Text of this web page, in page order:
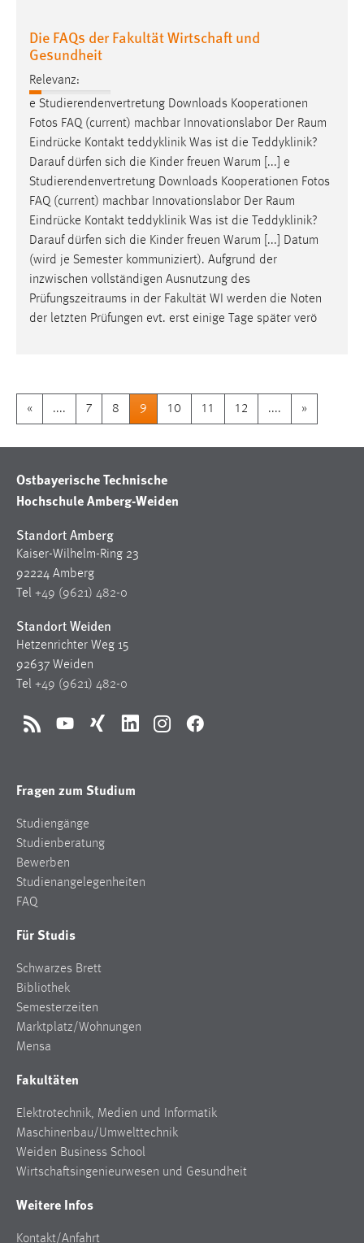
Die FAQs der Fakultät Wirtschaft und
Gesundheit
Relevanz:
e Studierendenvertretung Downloads Kooperationen
Fotos FAQ (current) machbar Innovationslabor Der Raum
Eindrücke Kontakt teddyklinik Was ist die Teddyklinik?
Darauf dürfen sich die Kinder freuen Warum [...] e
Studierendenvertretung Downloads Kooperationen Fotos
FAQ (current) machbar Innovationslabor Der Raum
Eindrücke Kontakt teddyklinik Was ist die Teddyklinik?
Darauf dürfen sich die Kinder freuen Warum [...] Datum
(wird je Semester kommuniziert). Aufgrund der
inzwischen vollständigen Ausnutzung des
Prüfungszeitraums in der Fakultät WI werden die Noten
der letzten Prüfungen evt. erst einige Tage später verö
« .... 7 8 9 10 11 12 .... »
Ostbayerische Technische
Hochschule Amberg-Weiden
Standort Amberg
Kaiser-Wilhelm-Ring 23
92224 Amberg
Tel +49 (9621) 482-0
Standort Weiden
Hetzenrichter Weg 15
92637 Weiden
Tel +49 (9621) 482-0
RSS YouTubeXing LinkedInInstagramFacebook
Fragen zum Studium
Studiengänge
Studienberatung
Bewerben
Studienangelegenheiten
FAQ
Für Studis
Schwarzes Brett
Bibliothek
Semesterzeiten
Marktplatz/Wohnungen
Mensa
Fakultäten
Elektrotechnik, Medien und Informatik
Maschinenbau/Umwelttechnik
Weiden Business School
Wirtschaftsingenieurwesen und Gesundheit
Weitere Infos
Kontakt/Anfahrt